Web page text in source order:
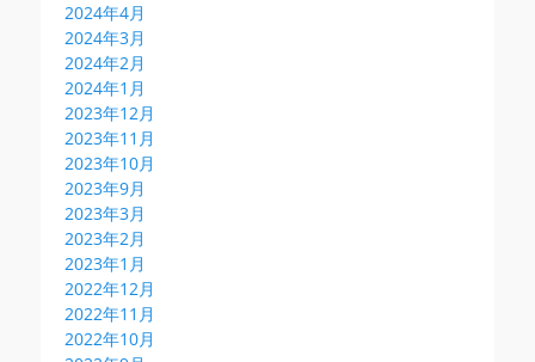
2024年4月
2024年3月
2024年2月
2024年1月
2023年12月
2023年11月
2023年10月
2023年9月
2023年3月
2023年2月
2023年1月
2022年12月
2022年11月
2022年10月